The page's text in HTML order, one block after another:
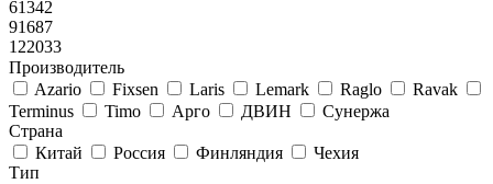
61342
91687
122033
Производитель
Azario
Fixsen Laris Lemark Raglo
Ravak
Terminus
Timo Арго ДВИН
Сунержа
Страна
Китай
Россия Финляндия
Чехия
Тип